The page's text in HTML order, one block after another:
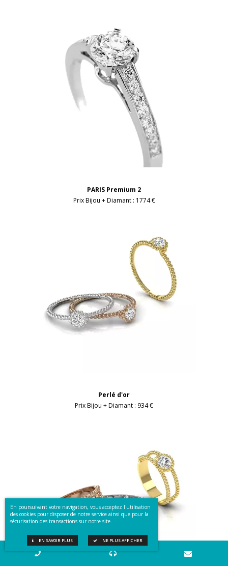
PARIS Premium 2
Prix Bijou + Diamant : 1774 €
Perlé d'or
Prix Bijou + Diamant : 934 €
En poursuivant votre navigation, vous acceptez l'utilisation
des cookies pour disposer de notre service ainsi que pour la
sécurisation des transactions sur notre site.
NE PLUS AFFICHER
EN SAVOIR PLUS